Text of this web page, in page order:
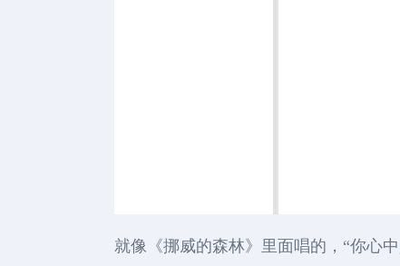
就像《挪威的森林》里面唱的，“你心